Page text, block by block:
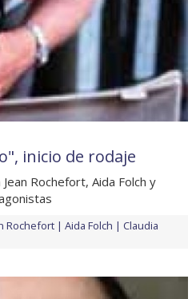
inicio de rodaje
Rochefort, Aida Folch y
Rochefort Aida Folch
Claudia